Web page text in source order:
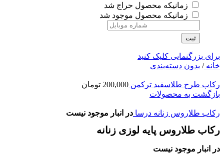
زمانیکه محصول حراج شد
زمانیکه محصول موجود شد
ثبت
برای بزرگنمایی کلیک کنید
خانه/ بدون دسته‌بندی
رکاب طرح طلاسفید ترکمن 200,000 تومان
بازگشت به محصولات
رکاب طلاروس زنانه درسا در انبار موجود نیست
رکاب طلاروس پایه لوزی زنانه
در انبار موجود نیست